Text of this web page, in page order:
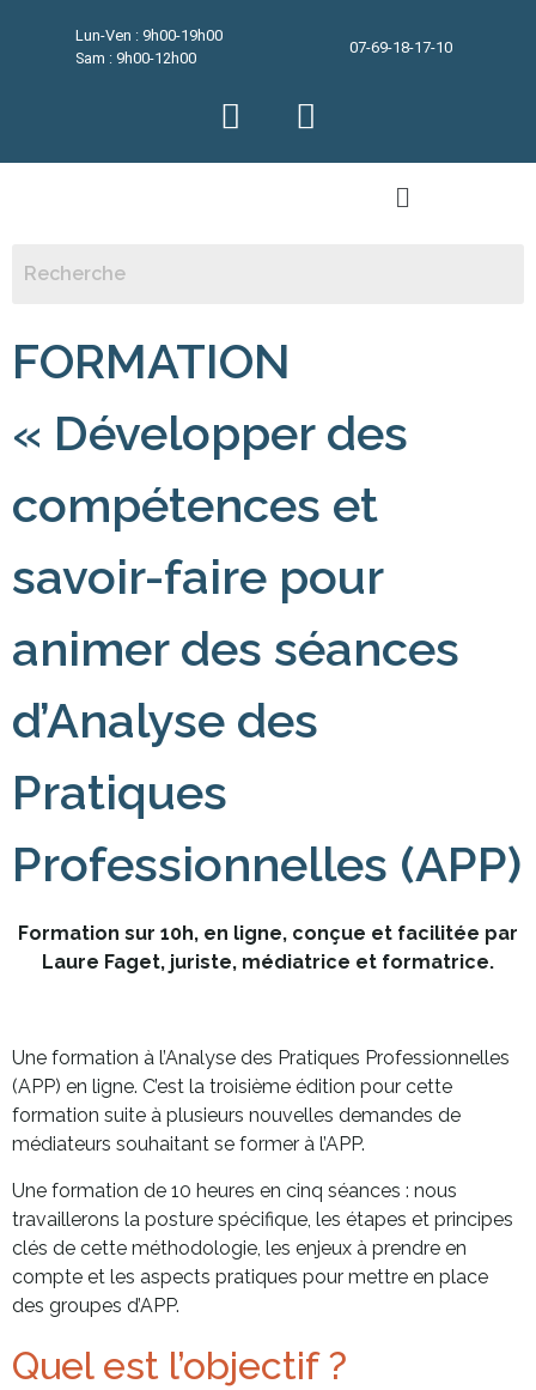
Lun-Ven : 9h00-19h00
Sam : 9h00-12h00
07-69-18-17-10
FORMATION
« Développer des
compétences et
savoir-faire pour
animer des séances
d’Analyse des
Pratiques
Professionnelles (APP)
Formation sur 10h, en ligne, conçue et facilitée par
Laure Faget, juriste, médiatrice et formatrice.
Une formation à l’Analyse des Pratiques Professionnelles
(APP) en ligne. C’est la troisième édition pour cette
formation suite à plusieurs nouvelles demandes de
médiateurs souhaitant se former à l’APP.
Une formation de 10 heures en cinq séances : nous
travaillerons la posture spécifique, les étapes et principes
clés de cette méthodologie, les enjeux à prendre en
compte et les aspects pratiques pour mettre en place
des groupes d’APP.
Quel est l’objectif ?